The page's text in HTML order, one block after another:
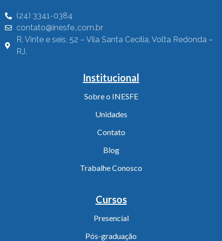
(24) 3341-0384
contato@inesfe.,com.br
R. Vinte e seis, 52 – Vila Santa Cecília, Volta Redonda –
RJ.
Institucional
Sobre o INESFE
Unidades
Contato
Blog
Trabalhe Conosco
Cursos
Presencial
Pós-graduação